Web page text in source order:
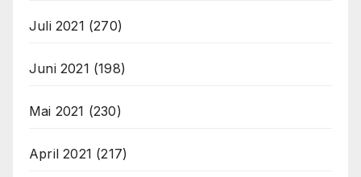
Juli 2021 (270)
Juni 2021 (198)
Mai 2021 (230)
April 2021 (217)